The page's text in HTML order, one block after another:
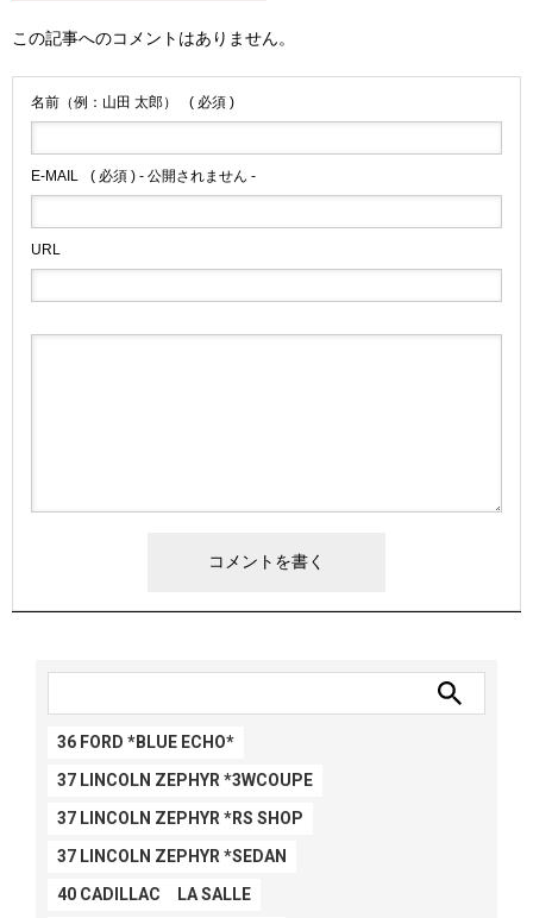
この記事へのコメントはありません。
名前（例：山田 太郎） ( 必須 )
E-MAIL ( 必須 ) - 公開されません -
URL
36 FORD *BLUE ECHO*
37 LINCOLN ZEPHYR *3WCOUPE
37 LINCOLN ZEPHYR *RS SHOP
37 LINCOLN ZEPHYR *SEDAN
40 CADILLAC LA SALLE